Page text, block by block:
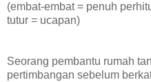
(embat-embat = penuh
tutur = ucapan)
Seorang pembantu rumah
pertimbangan sebelum